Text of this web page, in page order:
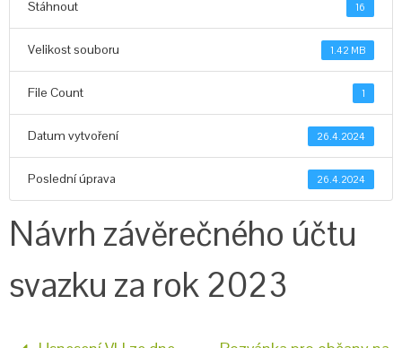
Stáhnout 16
Velikost souboru 1.42 MB
File Count 1
Datum vytvoření 26.4.2024
Poslední úprava 26.4.2024
Návrh závěrečného účtu
svazku za rok 2023